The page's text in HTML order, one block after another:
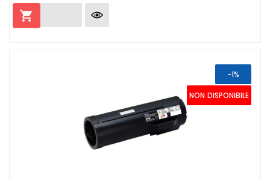

NON DISPONIBILE
-1%